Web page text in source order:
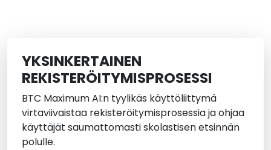
YKSINKERTAINEN
REKISTERÖITYMISPROSESSI
BTC Maximum AI:n tyylikäs käyttöliittymä
virtaviivaistaa rekisteröitymisprosessia ja ohjaa
käyttäjät saumattomasti skolastisen etsinnän
polulle.